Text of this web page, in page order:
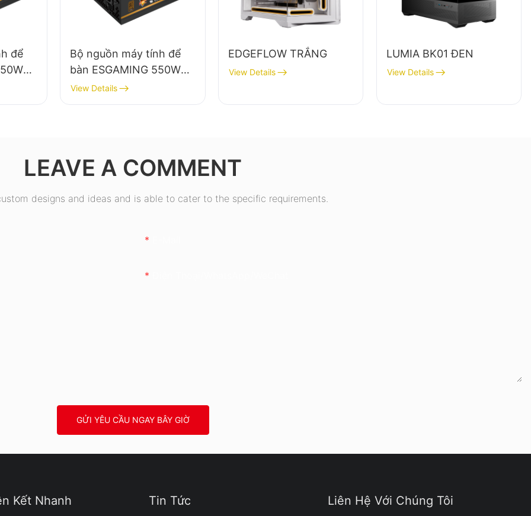
để
Bộ nguồn máy tính để
bàn ESGAMING 550W
chất lượng cao, hiệu
suất 85%, đạt chuẩn
View Details
EDGEFLOW TRẮNG
View Details
LUMIA BK01 ĐEN
View Details
LEAVE A COMMENT
designs and ideas and is able to cater to the specific requirements.
GỬI YÊU CẦU NGAY BÂY GIỜ
Kết Nhanh Tin Tức Liên Hệ Với Chúng Tôi